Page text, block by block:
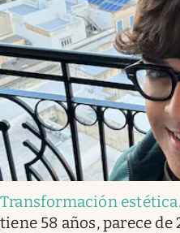
Transformación estética.
tiene 58 años, parece